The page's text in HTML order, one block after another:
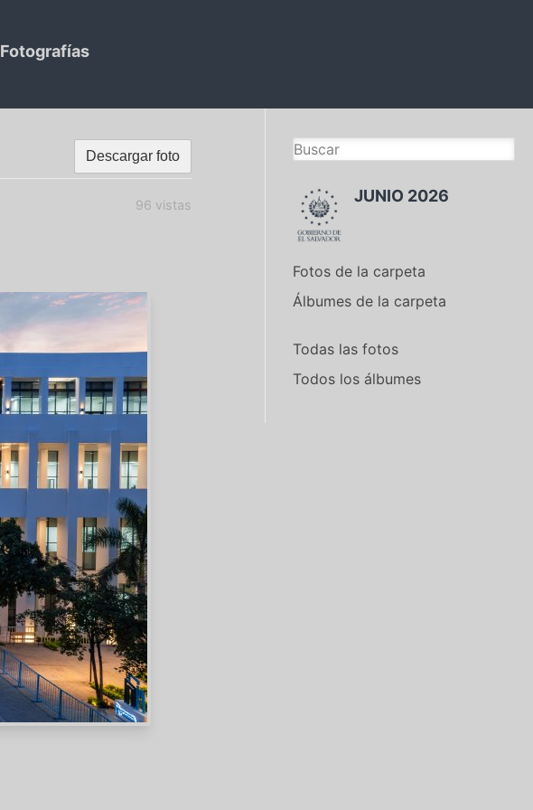
Fotografías
Descargar foto
96 vistas JUNIO 2026
Fotos de la carpeta
Álbumes de la carpeta
Todas las fotos
Todos los álbumes